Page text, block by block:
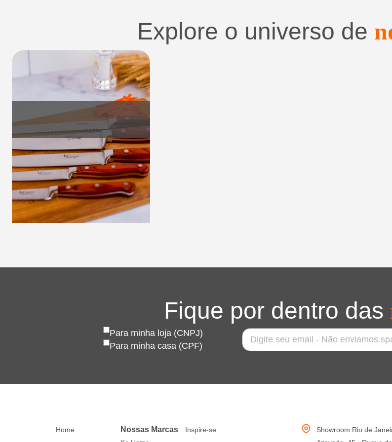
Explore o universo de
Utensílios do Lar
Fique por dentro das
Para minha loja (CNPJ)
Para minha casa (CPF)
Home Nossas Marcas Inspire-se
Showroom Rio de